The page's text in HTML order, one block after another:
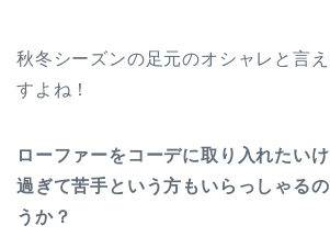
秋冬シーズンの足元のオシャレと言
すよね！
ローファーをコーデに取り入れたい
過ぎて苦手という方もいらっしゃる
うか？